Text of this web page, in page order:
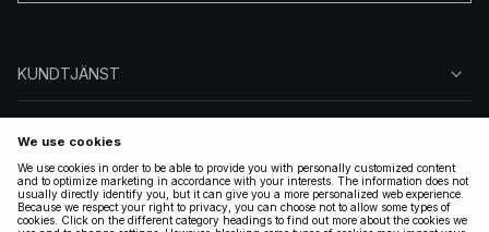
KUNDTJÄNST
FÖLJ OSS